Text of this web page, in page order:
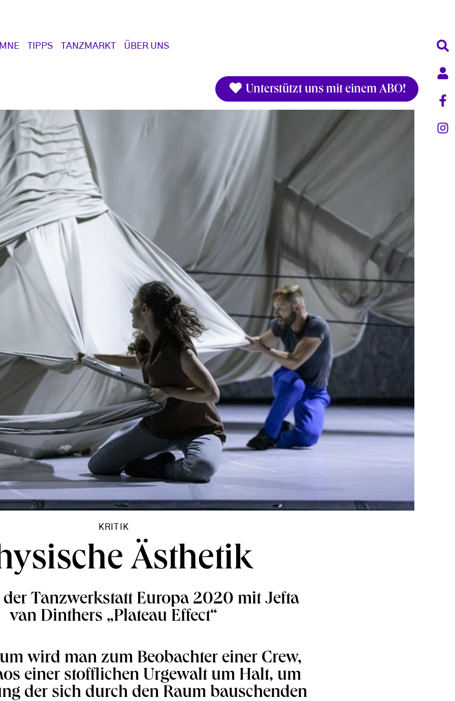
TIPPS TANZMARKT ÜBER UNS
Unterstützt uns mit einem ABO!
KRITIK
Ästhetik
Tanzwerkstatt Europa 2020 mit Jefta
van Dinthers „Plateau Effect“
wird man zum Beobachter einer Crew,
einer stofflichen Urgewalt um Halt, um
der sich durch den Raum bauschenden